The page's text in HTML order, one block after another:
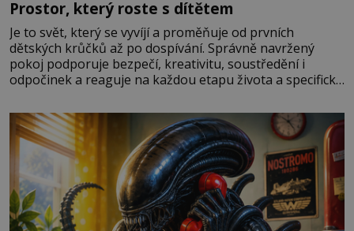
Prostor, který roste s dítětem
Je to svět, který se vyvíjí a proměňuje od prvních
dětských krůčků až po dospívání. Správně navržený
pokoj podporuje bezpečí, kreativitu, soustředění i
odpočinek a reaguje na každou etapu života a specifické
měkkost a bezpečí, proto by pokoj miminka měl působit
především klidně a útulně. Předškolní věk je